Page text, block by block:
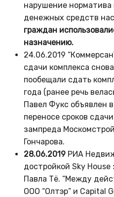
нарушение норматива
денежных средств
граждан
назначению.
24.06.2019
сдачи комплекса
пообещали сдать
года (ранее речь
Павел Фукс объявлен
переносе сроков
зампреда
Гончарова.
28.06.2019 РИА
достройкой Sky
Павла Тё. “Между
ООО “Олтэр” и Capital